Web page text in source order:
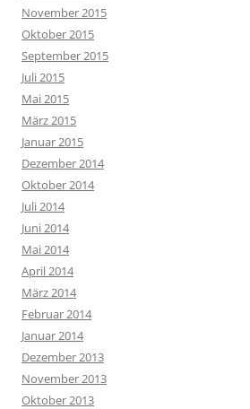
November 2015
Oktober 2015
September 2015
Juli 2015
Mai 2015
März 2015
Januar 2015
Dezember 2014
Oktober 2014
Juli 2014
Juni 2014
Mai 2014
April 2014
März 2014
Februar 2014
Januar 2014
Dezember 2013
November 2013
Oktober 2013